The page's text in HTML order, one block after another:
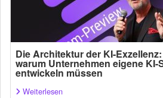
Die Architektur der KI-
warum Unternehmen eigene KI-
entwickeln müssen
Weiterlesen